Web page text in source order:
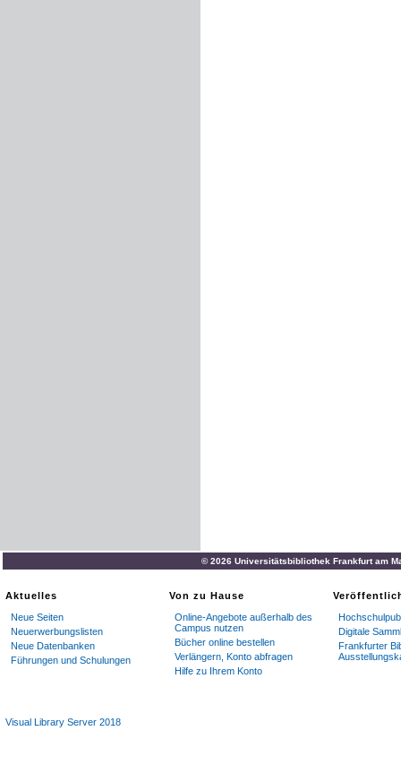
© 2026 Universitätsbibliothek Frankfurt am
Aktuelles
Neue Seiten
Neuerwerbungslisten
Neue Datenbanken
Führungen und Schulungen
Von zu Hause
Online-Angebote außerhalb des
Campus nutzen
Bücher online bestellen
Verlängern, Konto abfragen
Hilfe zu Ihrem Konto
Digitale
Frankfurter
Visual Library Server 2018